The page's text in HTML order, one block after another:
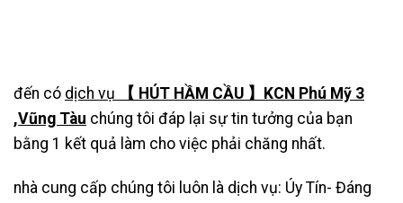
đến có dịch vụ
【 HÚT HẦM CẦU 】KCN Phú Mỹ 3
,Vũng Tàu chúng tôi đáp lại sự tin tưởng của bạn
bằng 1 kết quả làm cho việc phải chăng nhất.
nhà cung cấp chúng tôi luôn là dịch vụ: Úy Tín- Đáng